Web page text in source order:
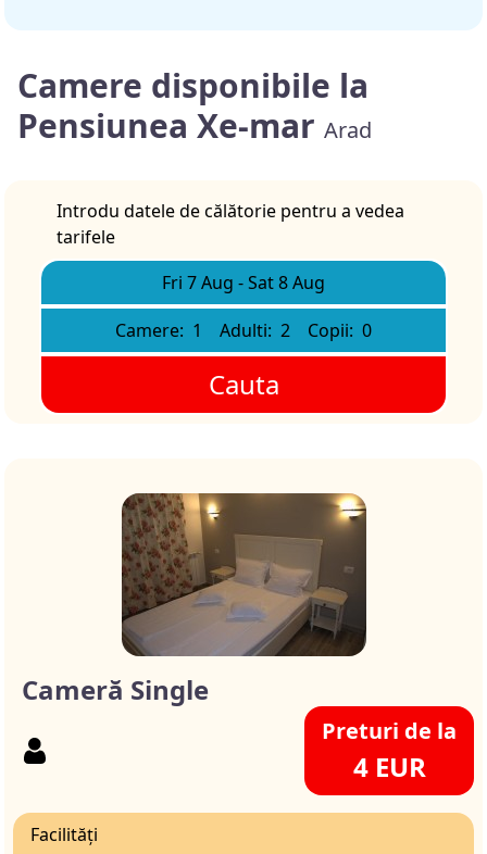
Camere disponibile la
Pensiunea Xe-mar Arad
Introdu datele de călătorie pentru a vedea
tarifele
Fri 7 Aug -Sat 8 Aug
Camere: 1 Adulti: 2 Copii: 0
Cauta
Cameră Single
Preturi de la
4 EUR
Facilități